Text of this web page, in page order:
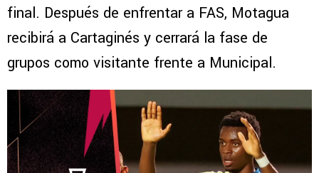
final. Después de enfrentar a FAS, Motagua
recibirá a Cartaginés y cerrará la fase de
grupos como visitante frente a Municipal.